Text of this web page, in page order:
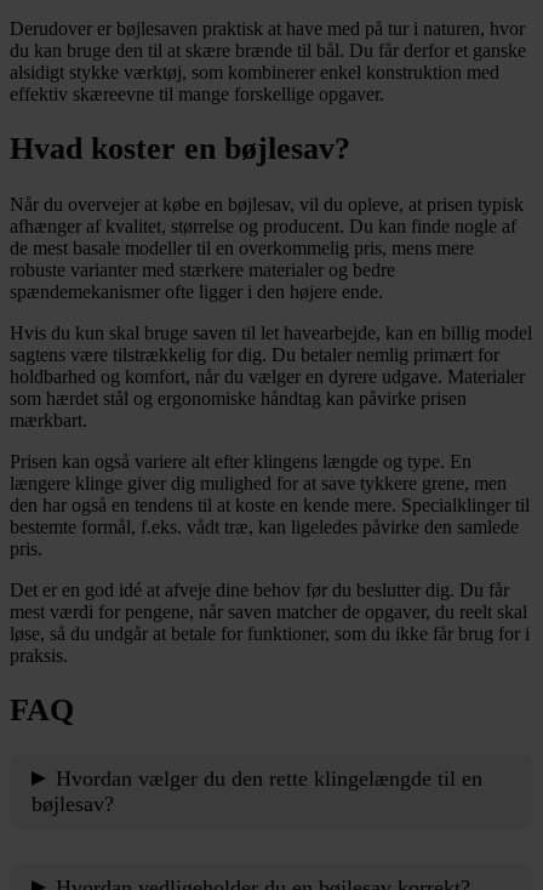
Derudover er bøjlesaven praktisk at have med på tur i naturen, hvor
du kan bruge den til at skære brænde til bål. Du får derfor et ganske
alsidigt stykke værktøj, som kombinerer enkel konstruktion med
effektiv skæreevne til mange forskellige opgaver.
Hvad koster en bøjlesav?
Når du overvejer at købe en bøjlesav, vil du opleve, at prisen typisk
afhænger af kvalitet, størrelse og producent. Du kan finde nogle af
de mest basale modeller til en overkommelig pris, mens mere
robuste varianter med stærkere materialer og bedre
spændemekanismer ofte ligger i den højere ende.
Hvis du kun skal bruge saven til let havearbejde, kan en billig model
sagtens være tilstrækkelig for dig. Du betaler nemlig primært for
holdbarhed og komfort, når du vælger en dyrere udgave. Materialer
som hærdet stål og ergonomiske håndtag kan påvirke prisen
mærkbart.
Prisen kan også variere alt efter klingens længde og type. En
længere klinge giver dig mulighed for at save tykkere grene, men
den har også en tendens til at koste en kende mere. Specialklinger til
bestemte formål, f.eks. vådt træ, kan ligeledes påvirke den samlede
pris.
Det er en god idé at afveje dine behov før du beslutter dig. Du får
mest værdi for pengene, når saven matcher de opgaver, du reelt skal
løse, så du undgår at betale for funktioner, som du ikke får brug for i
praksis.
FAQ
Hvordan vælger du den rette klingelængde til en
bøjlesav?